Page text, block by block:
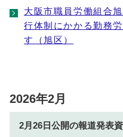
大阪市職員労働組合
行体制にかかる勤務
す（旭区）
2026年2月
2月26日公開の報道発表